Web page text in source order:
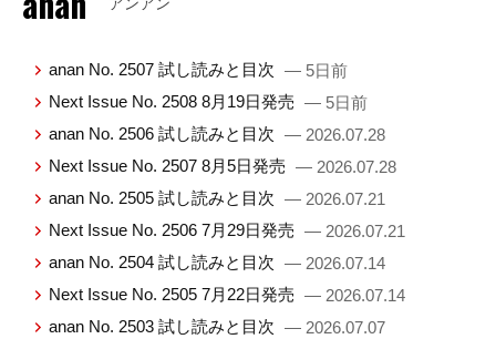
アンアン
anan No. 2507 試し読みと目次 — 5日前
Next Issue No. 2508 8月19日発売 — 5日前
anan No. 2506 試し読みと目次 — 2026.07.28
Next Issue No. 2507 8月5日発売 — 2026.07.28
anan No. 2505 試し読みと目次 — 2026.07.21
Next Issue No. 2506 7月29日発売 — 2026.07.21
anan No. 2504 試し読みと目次 — 2026.07.14
Next Issue No. 2505 7月22日発売 — 2026.07.14
anan No. 2503 試し読みと目次 — 2026.07.07